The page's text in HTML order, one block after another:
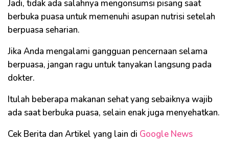
Jadi, tidak ada salahnya mengonsumsi pisang saat
berbuka puasa untuk memenuhi asupan nutrisi setelah
berpuasa seharian.
Jika Anda mengalami gangguan pencernaan selama
berpuasa, jangan ragu untuk tanyakan langsung pada
dokter.
Itulah beberapa makanan sehat yang sebaiknya wajib
ada saat berbuka puasa, selain enak juga menyehatkan.
Cek Berita dan Artikel yang lain di Google News